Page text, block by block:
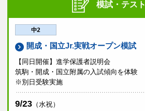
模試・テスト
中2
開成・国立Jr.実戦オープン模試
【同日開催】進学保護者説明会
筑駒・開成・国立附属の入試傾向を体験
※別日受験実施
9/23 （水祝）